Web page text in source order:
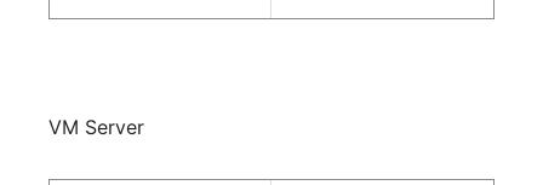
VM Server